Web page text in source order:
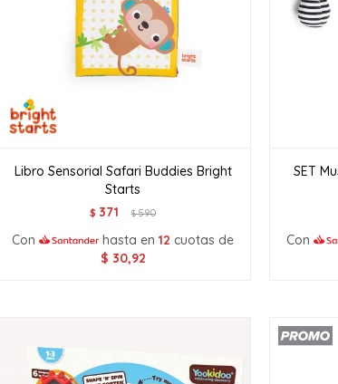
Libro Sensorial Safari Buddies Bright
Starts
$ 371 $590
Con hasta en12 cuotas de
$ 30,92
SET
Con